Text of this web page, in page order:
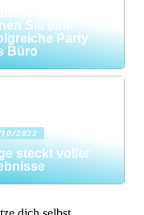
So
Sie eine
Party
Büro
2022
steckt voller